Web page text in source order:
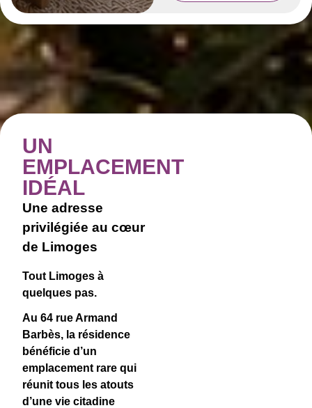
UN
EMPLACEMENT
IDÉAL
Une adresse
privilégiée au cœur
de Limoges
Tout Limoges à
quelques pas.
Au 64 rue Armand
Barbès, la résidence
bénéficie d’un
emplacement rare qui
réunit tous les atouts
d’une vie citadine